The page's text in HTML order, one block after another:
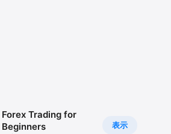
表示
Forex Trading for
Beginners